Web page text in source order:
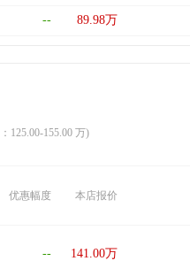
-- 89.98万
125.00-155.00 万)
优惠幅度 本店报价
-- 141.00万